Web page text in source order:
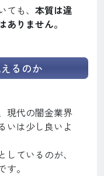
も、 本質は違
りません。
るのか
現代の闇金業界
いは少し良いよ
ているのが、
。